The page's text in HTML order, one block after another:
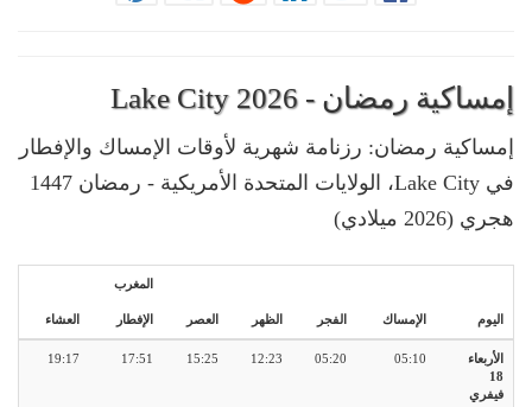
إمساكية رمضان - Lake City 2026
إمساكية رمضان: رزنامة شهرية لأوقات الإمساك والإفطار
في Lake City، الولايات المتحدة الأمريكية - رمضان 1447
هجري (2026 ميلادي)
اليوم الإمساك الفجر الظهر العصر
المغرب
الإفطار العشاء
الأربعاء
18
فيفري
05:10
05:20
12:23
15:25
17:51
19:17